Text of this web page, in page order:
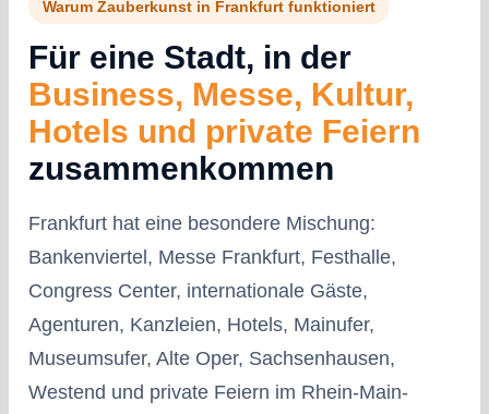
Warum Zauberkunst in Frankfurt funktioniert
Für eine Stadt, in der
Business, Messe, Kultur,
Hotels und private Feiern
zusammenkommen
Frankfurt hat eine besondere Mischung:
Bankenviertel, Messe Frankfurt, Festhalle,
Congress Center, internationale Gäste,
Agenturen, Kanzleien, Hotels, Mainufer,
Museumsufer, Alte Oper, Sachsenhausen,
Westend und private Feiern im Rhein-Main-